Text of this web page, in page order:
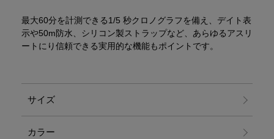
最大60分を計測できる1/5 秒クロノグラフを備え、デイト表
示や50m防水、シリコン製ストラップなど、あらゆるアスリ
ートにり信頼できる実用的な機能もポイントです。
サイズ
カラー